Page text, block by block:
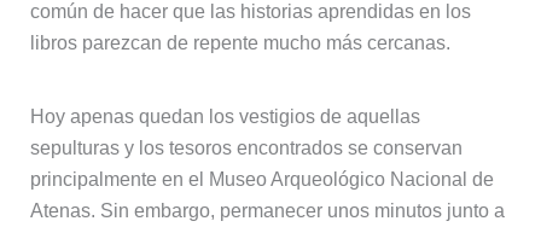
común de hacer que las historias aprendidas en los
libros parezcan de repente mucho más cercanas.
Hoy apenas quedan los vestigios de aquellas
sepulturas y los tesoros encontrados se conservan
principalmente en el Museo Arqueológico Nacional de
Atenas. Sin embargo, permanecer unos minutos junto a